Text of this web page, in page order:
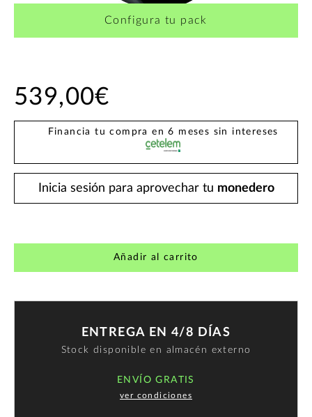
Configura tu pack
539,00€
Financia tu compra en 6 meses sin intereses
Inicia sesión para aprovechar tu monedero
Añadir al carrito
ENTREGA EN 4/8 DÍAS
Stock disponible en almacén externo
ENVÍO GRATIS
ver condiciones